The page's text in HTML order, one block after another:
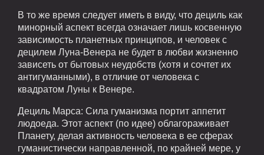
В то же время следует иметь в виду, что дециль как
минорный аспект всегда означает лишь косвенную
зависимость планетных принципов, и человек с
децилем Луна-Венера не будет в любви жизненно
зависеть от бытовых неудобств (хотя и сочтет их
антигуманными), в отличие от человека с
квадратом Луны к Венере.
Дециль Марса: Сила гуманизма портит аппетит
людоеда. Этот аспект (по идее) облагораживает
Планету, делая активность человека в ее сферах
гуманистически направленной, по крайней мере, у